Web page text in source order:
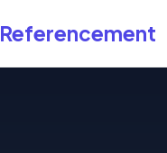
Referencement